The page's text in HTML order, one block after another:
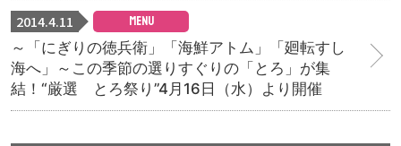
2014.4.11 MENU
～「にぎりの徳兵衛」「海鮮アトム」「廻転すし
海へ」～この季節の選りすぐりの「とろ」が集
結！“厳選 とろ祭り”4月16日（水）より開催